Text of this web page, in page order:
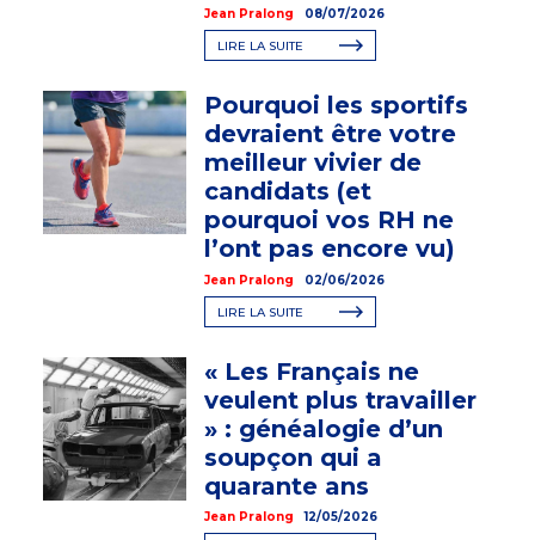
Jean Pralong 08/07/2026
LIRE LA SUITE
Pourquoi les sportifs
devraient être votre
meilleur vivier de
candidats (et
pourquoi vos RH ne
l’ont pas encore vu)
Jean Pralong 02/06/2026
LIRE LA SUITE
« Les Français ne
veulent plus travailler
» : généalogie d’un
soupçon qui a
quarante ans
Jean Pralong 12/05/2026